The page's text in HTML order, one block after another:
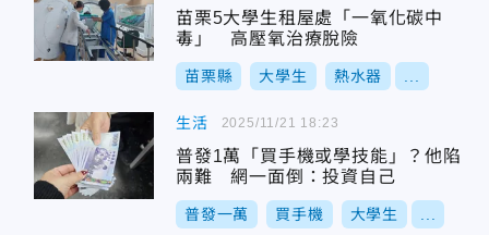
苗栗5大學生租屋處「一氧化碳中
毒」 高壓氧治療脫險
苗栗縣 大學生 熱水器
生活
普發1萬「買手機或學技能」？他陷
兩難 網一面倒：投資自己
普發一萬 買手機 大學生
2025/11/21 18:23